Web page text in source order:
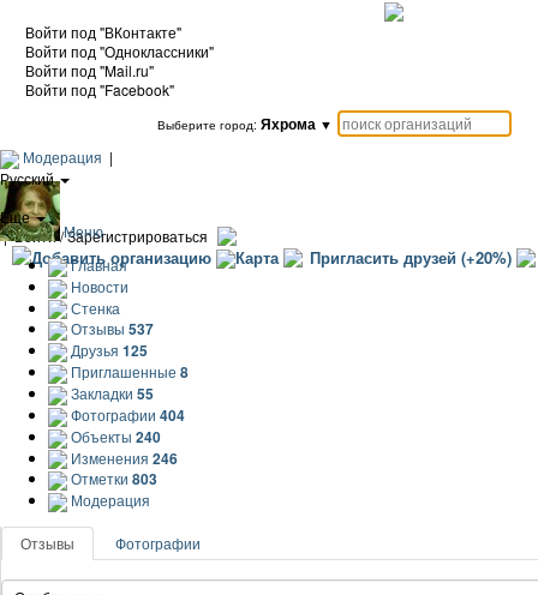
Войти под "ВКонтакте"
Войти под "Одноклассники"
Войти под "Mail.ru"
Войти под "Facebook"
Выберите город: Яхрома ▼
Модерация |
Русский
|
Еще
|Войти / Зарегистрироваться
Добавить организацию Карта Пригласить друзей (+20%)
Меню
Главная
Новости
Стенка
Отзывы 537
Друзья 125
Приглашенные 8
Закладки 55
Фотографии 404
Объекты 240
Изменения 246
Отметки 803
Модерация
Отзывы Фотографии